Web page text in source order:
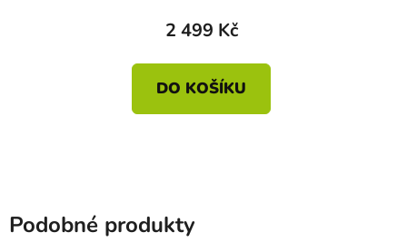
2 499 Kč
DO KOŠÍKU
Podobné produkty